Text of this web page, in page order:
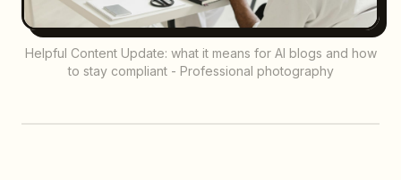
Helpful Content Update: what it means for AI blogs and how
to stay compliant - Professional photography